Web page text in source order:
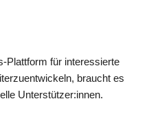
Plattform für interessierte
braucht es
Unterstützer:innen.